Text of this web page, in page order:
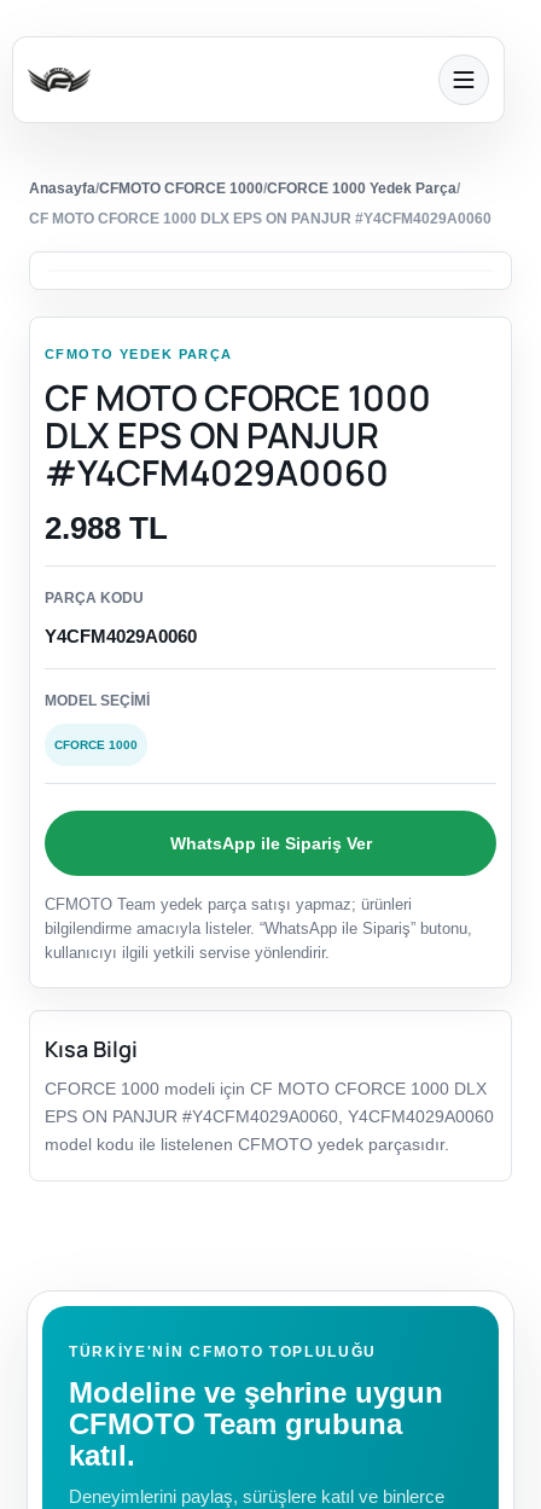
Anasayfa/CFMOTO CFORCE 1000/CFORCE 1000 Yedek Parça/
CF MOTO CFORCE 1000 DLX EPS ON PANJUR #Y4CFM4029A0060
CFMOTO YEDEK PARÇA
CF MOTO CFORCE 1000
DLX EPS ON PANJUR
#Y4CFM4029A0060
2.988 TL
PARÇA KODU
Y4CFM4029A0060
MODEL SEÇIMI
CFORCE 1000
WhatsApp ile Sipariş Ver
CFMOTO Team yedek parça satışı yapmaz; ürünleri
bilgilendirme amacıyla listeler. “WhatsApp ile Sipariş” butonu,
kullanıcıyı ilgili yetkili servise yönlendirir.
Kısa Bilgi
CFORCE 1000 modeli için CF MOTO CFORCE 1000 DLX
EPS ON PANJUR #Y4CFM4029A0060, Y4CFM4029A0060
model kodu ile listelenen CFMOTO yedek parçasıdır.
TÜRKIYE'NIN CFMOTO TOPLULUĞU
Modeline ve şehrine uygun
CFMOTO Team grubuna
katıl.
Deneyimlerini paylaş, sürüşlere katıl ve binlerce